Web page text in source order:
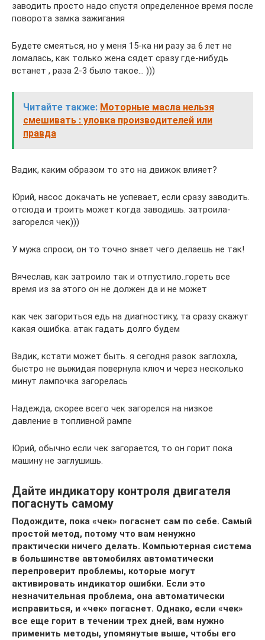
заводить просто надо спустя определенное время после
поворота замка зажигания
Будете смеяться, но у меня 15-ка ни разу за 6 лет не
ломалась, как только жена сядет сразу где-нибудь
встанет , раза 2-3 было такое… )))
Читайте также: Моторные масла нельзя
смешивать : уловка производителей или
правда
Вадик, каким образом то это на движок влияет?
Юрий, насос докачать не успевает, если сразу заводить.
отсюда и троить может когда заводишь. затроила-
загорелся чек)))
У мужа спроси, он то точно знает чего делаешь не так!
Вячеслав, как затроило так и отпустило..гореть все
время из за этого он не должен да и не может
как чек загориться едь на диагностику, та сразу скажут
какая ошибка. атак гадать долго будем
Вадик, кстати может быть. я сегодня разок заглохла,
быстро не выжидая повернула ключ и через несколько
минут лампочка загорелась
Надежда, скорее всего чек загорелся на низкое
давление в топливной рампе
Юрий, обычно если чек загорается, то он горит пока
машину не заглушишь.
Дайте индикатору контроля двигателя
погаснуть самому
Подождите, пока «чек» погаснет сам по себе. Самый
простой метод, потому что вам ненужно
практически ничего делать. Компьютерная система
в большинстве автомобилях автоматически
перепроверит проблемы, которые могут
активировать индикатор ошибки. Если это
незначительная проблема, она автоматически
исправиться, и «чек» погаснет. Однако, если «чек»
все еще горит в течении трех дней, вам нужно
применить методы, упомянутые выше, чтобы его